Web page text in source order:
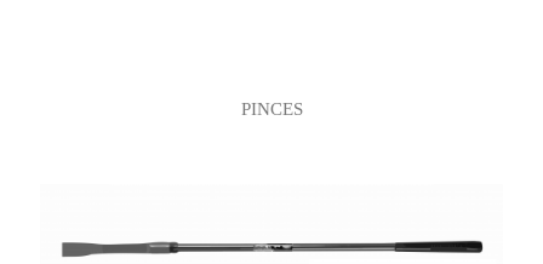
PINCES